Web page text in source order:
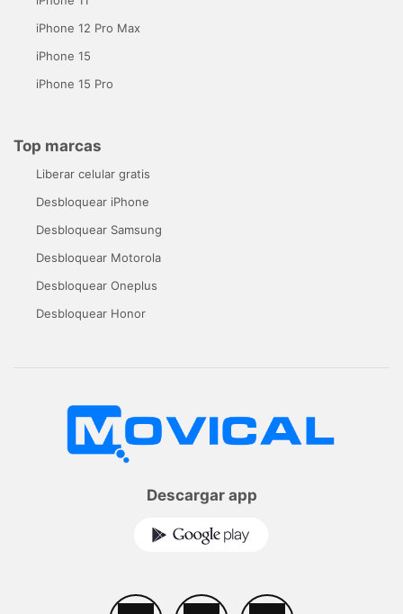
iPhone 12 Pro Max
iPhone 15
iPhone 15 Pro
Top marcas
Liberar celular gratis
Desbloquear iPhone
Desbloquear Samsung
Desbloquear Motorola
Desbloquear Oneplus
Desbloquear Honor
Descargar app